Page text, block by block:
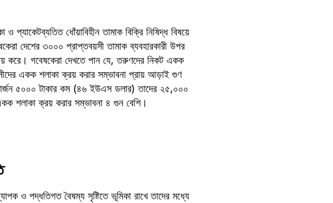
ধোঁয়াবিহীন তামাক বিক্রি নিষিদ্ধ বিষয়ে
দেশের ৩০০০ প্রাপ্তবয়সী তামাক ব্যবহারকারী উপর
করে। গবেষকেরা দেখতে পান যে, তরুণদের নিকট একক
একক শলাকা ক্রয় করার সম্ভাবনা প্রায় আড়াই গুণ
৫০০০ টাকার কম (৪৬ ইউএস ডলার) তাদের ২৫,০০০
শলাকা ক্রয় করার সম্ভাবনা ৪ গুন বেশি।
ও পদ্ধতিগত বৈষম্য সৃষ্টিতে ভূমিকা রাখে তাদের মধ্যে